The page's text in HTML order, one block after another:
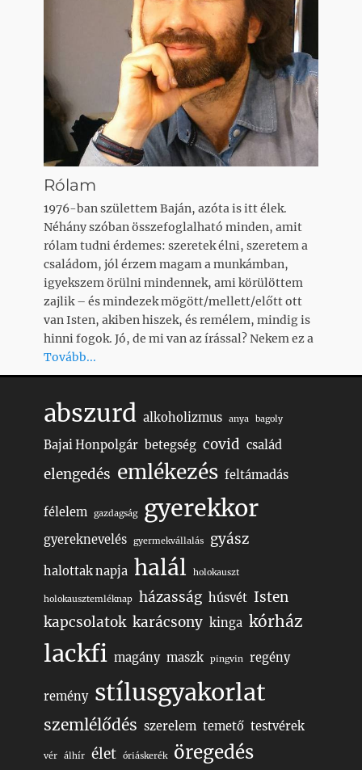
Rólam
1976-ban születtem Baján, azóta is itt élek.
Néhány szóban összefoglalható minden, amit
rólam tudni érdemes: szeretek élni, szeretem a
családom, jól érzem magam a munkámban,
igyekszem örülni mindennek, ami körülöttem
zajlik – és mindezek mögött/mellett/előtt ott
van Isten, akiben hiszek, és remélem, mindig is
hinni fogok. Jó, de mi van az írással? Nekem ez a
Tovább...
abszurd alkoholizmus anya bagoly
Bajai Honpolgár betegség covid család
elengedés emlékezés feltámadás
félelem gazdagság gyerekkor
gyereknevelés gyermekvállalás gyász
halottak napja halál holokauszt
holokausztemléknap házasság húsvét Isten
kapcsolatok karácsony kinga kórház
lackfi magány maszk pingvin regény
remény stílusgyakorlat
szemlélődés szerelem temető testvérek
vér álhír élet óriáskerék öregedés